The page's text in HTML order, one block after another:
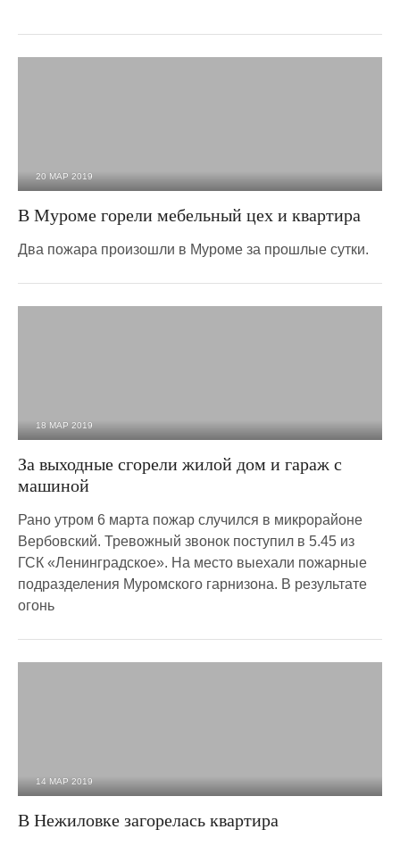
20 МАР 2019
В Муроме горели мебельный цех и квартира
Два пожара произошли в Муроме за прошлые сутки.
18 МАР 2019
За выходные сгорели жилой дом и гараж с
машиной
Рано утром 6 марта пожар случился в микрорайоне
Вербовский. Тревожный звонок поступил в 5.45 из
ГСК «Ленинградское». На место выехали пожарные
подразделения Муромского гарнизона. В результате
огонь
14 МАР 2019
В Нежиловке загорелась квартира